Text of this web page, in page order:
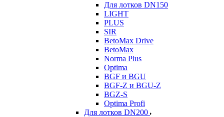
Для лотков DN150
LIGHT
PLUS
SIR
BetoMax Drive
BetoMax
Norma Plus
Optima
BGF и BGU
BGF-Z и BGU-Z
BGZ-S
Optima Profi
Для лотков DN200